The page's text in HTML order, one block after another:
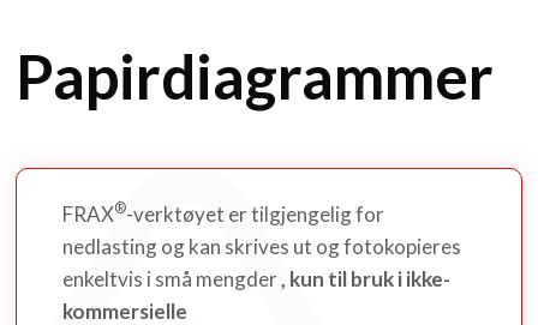
Papirdiagrammer
FRAX®-verktøyet er tilgjengelig for
nedlasting og kan skrives ut og fotokopieres
enkeltvis i små mengder, kun til bruk i ikke-
kommersielle